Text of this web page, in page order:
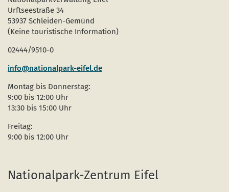
Urftseestraße 34
53937 Schleiden-Gemünd
(Keine touristische Information)
02444/9510-0
info@nationalpark-eifel.de
Montag bis Donnerstag:
9:00 bis 12:00 Uhr
13:30 bis 15:00 Uhr
Freitag:
9:00 bis 12:00 Uhr
Nationalpark-Zentrum Eifel